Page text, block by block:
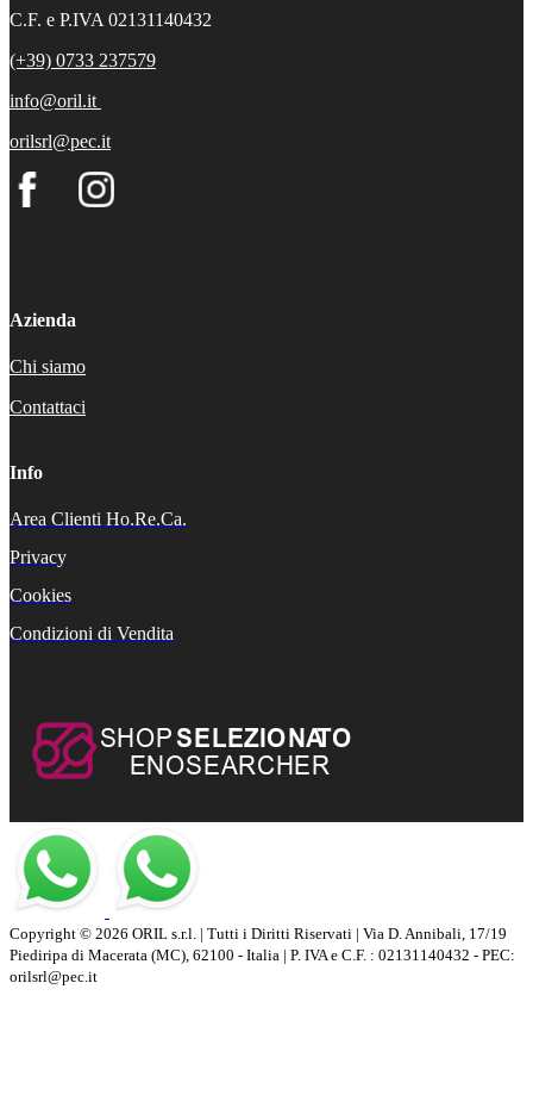
C.F. e P.IVA 02131140432
(+39) 0733 237579
info@oril.it
orilsrl@pec.it
Azienda
Chi siamo
Contattaci
Info
Area Clienti Ho.Re.Ca.
Privacy
Cookies
Condizioni di Vendita
Copyright © 2026 ORIL s.r.l. | Tutti i Diritti Riservati | Via D. Annibali, 17/19
Piediripa di Macerata (MC), 62100 - Italia | P. IVA e C.F. : 02131140432 - PEC:
orilsrl@pec.it